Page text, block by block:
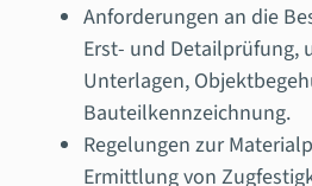
Anforderungen an die
Erst- und Detailprüfung,
Unterlagen,
Bauteilkennzeichnung.
Regelungen zur
Ermittlung von